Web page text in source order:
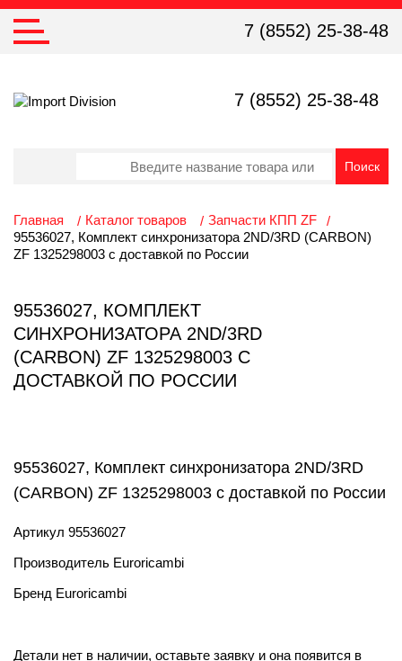
7 (8552) 25-38-48
7 (8552) 25-38-48
Главная Каталог товаров
Запчасти КПП ZF
95536027, Комплект синхронизатора 2ND/3RD (CARBON)
ZF 1325298003 с доставкой по России
95536027, КОМПЛЕКТ
СИНХРОНИЗАТОРА 2ND/3RD
(CARBON) ZF 1325298003 С
ДОСТАВКОЙ ПО РОССИИ
95536027, Комплект синхронизатора 2ND/3RD
(CARBON) ZF 1325298003 с доставкой по России
Артикул 95536027
Производитель Euroricambi
Бренд Euroricambi
Детали нет в наличии, оставьте заявку и она появится в